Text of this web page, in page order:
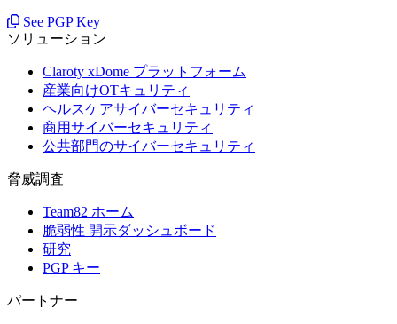
See PGP Key
ソリューション
Claroty xDome プラットフォーム
産業向けOTキュリティ
ヘルスケアサイバーセキュリティ
商用サイバーセキュリティ
公共部門のサイバーセキュリティ
脅威調査
Team82 ホーム
脆弱性 開示ダッシュボード
研究
PGP キー
パートナー